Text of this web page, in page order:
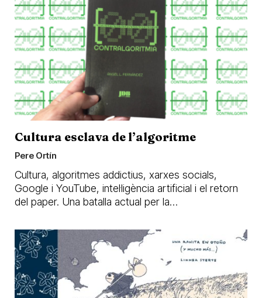
Cultura esclava de l’algoritme
Pere Ortín
Cultura, algoritmes addictius, xarxes socials,
Google i YouTube, intel·ligència artificial i el retorn
del paper. Una batalla actual per la…